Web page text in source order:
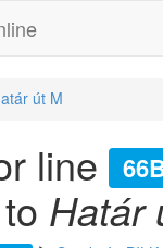
út M
line
Határ